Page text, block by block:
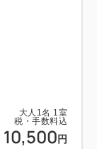
大人 1 名 1 室
税・手数料込
10,500 円